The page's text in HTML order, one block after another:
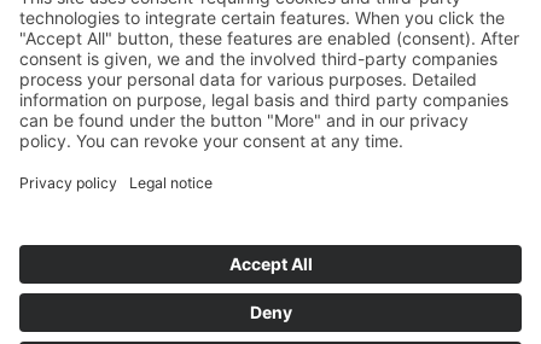
Danışmanlık
Yıkama ve Hazırlık
Uluslararası Nakliye
Kültürel Hassasiyet
Wichtige Links
Veri koruması
İletişim
E-Mail: info@fatihbestattung.com